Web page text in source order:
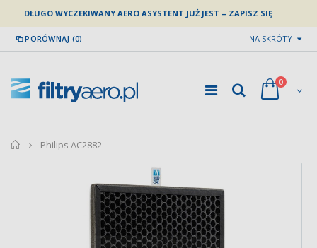
DŁUGO WYCZEKIWANY AERO ASYSTENT JUŻ JEST – ZAPISZ SIĘ
PORÓWNAJ (0) NA SKRÓTY
0
home
Philips AC2882